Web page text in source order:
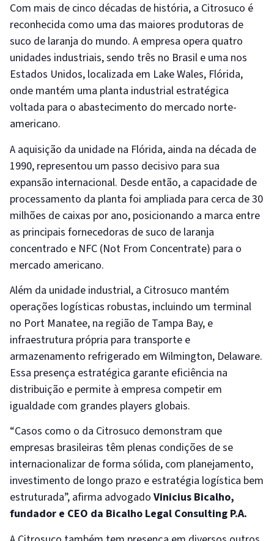
Com mais de cinco décadas de história, a Citrosuco é
reconhecida como uma das maiores produtoras de
suco de laranja do mundo. A empresa opera quatro
unidades industriais, sendo três no Brasil e uma nos
Estados Unidos, localizada em Lake Wales, Flórida,
onde mantém uma planta industrial estratégica
voltada para o abastecimento do mercado norte-
americano.
A aquisição da unidade na Flórida, ainda na década de
1990, representou um passo decisivo para sua
expansão internacional. Desde então, a capacidade de
processamento da planta foi ampliada para cerca de 30
milhões de caixas por ano, posicionando a marca entre
as principais fornecedoras de suco de laranja
concentrado e NFC (Not From Concentrate) para o
mercado americano.
Além da unidade industrial, a Citrosuco mantém
operações logísticas robustas, incluindo um terminal
no Port Manatee, na região de Tampa Bay, e
infraestrutura própria para transporte e
armazenamento refrigerado em Wilmington, Delaware.
Essa presença estratégica garante eficiência na
distribuição e permite à empresa competir em
igualdade com grandes players globais.
“Casos como o da Citrosuco demonstram que
empresas brasileiras têm plenas condições de se
internacionalizar de forma sólida, com planejamento,
investimento de longo prazo e estratégia logística bem
estruturada”, afirma advogado Vinicius Bicalho,
fundador e CEO da Bicalho Legal Consulting P.A.